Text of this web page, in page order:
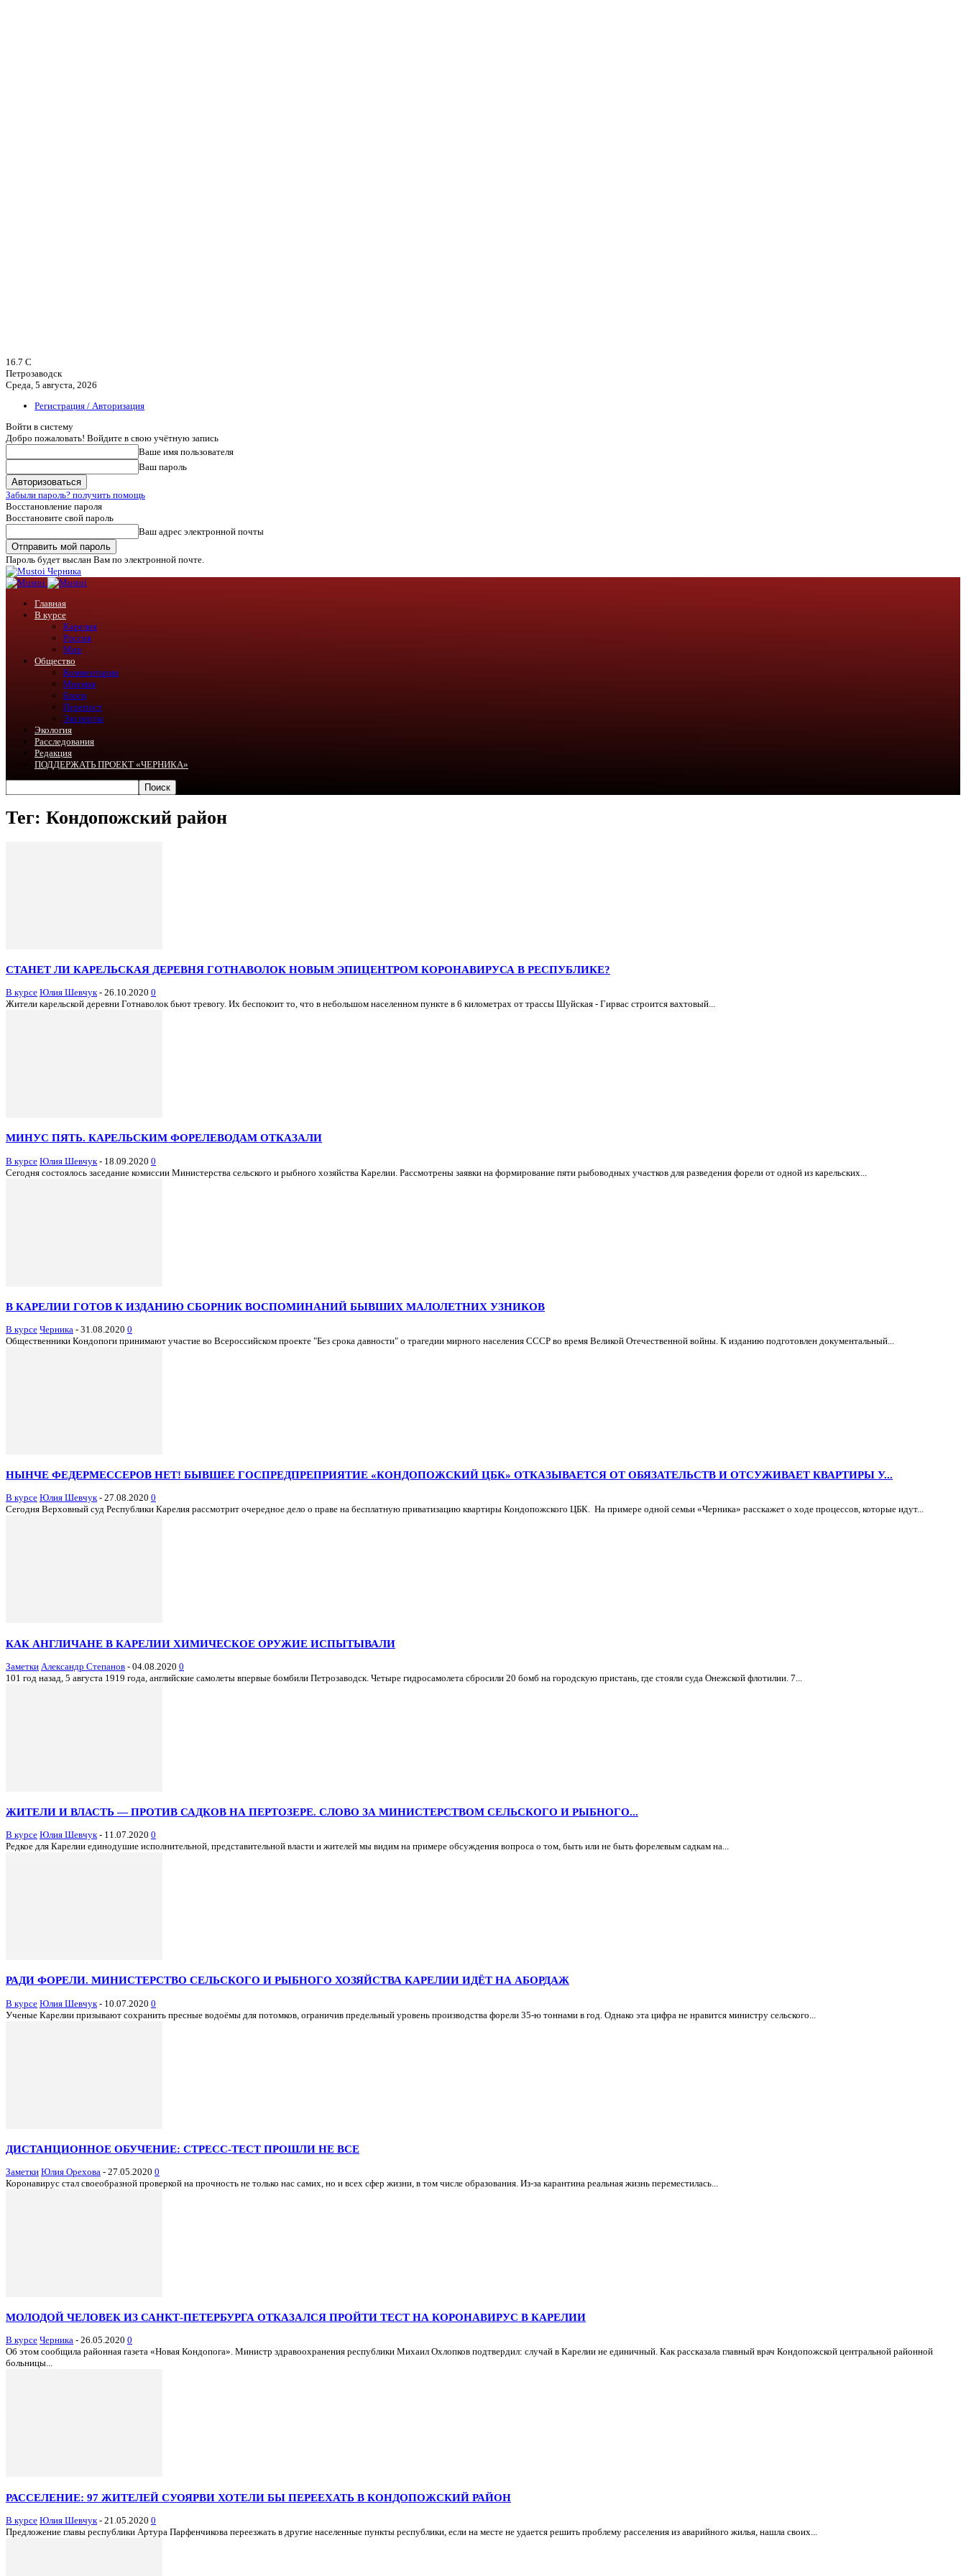
16.7 C
Петрозаводск
Среда, 5 августа, 2026
Регистрация / Авторизация
Войти в систему
Добро пожаловать! Войдите в свою учётную запись
Ваше имя пользователя
Ваш пароль
Забыли пароль? получить помощь
Восстановление пароля
Восстановите свой пароль
Ваш адрес электронной почты
Пароль будет выслан Вам по электронной почте.
Черника
Главная
В курсе
Карелия
Россия
Мир
Общество
Комментарии
Мнения
Блоги
Перепост
Эксперты
Экология
Расследования
Редакция
ПОДДЕРЖАТЬ ПРОЕКТ «ЧЕРНИКА»
Тег: Кондопожский район
СТАНЕТ ЛИ КАРЕЛЬСКАЯ ДЕРЕВНЯ ГОТНАВОЛОК НОВЫМ ЭПИЦЕНТРОМ КОРОНАВИРУСА В РЕСПУБЛИКЕ?
В курсе Юлия Шевчук - 26.10.2020 0
Жители карельской деревни Готнаволок бьют тревогу. Их беспокоит то, что в небольшом населенном пункте в 6 километрах от трассы Шуйская - Гирвас строится вахтовый...
МИНУС ПЯТЬ. КАРЕЛЬСКИМ ФОРЕЛЕВОДАМ ОТКАЗАЛИ
В курсе Юлия Шевчук - 18.09.2020 0
Сегодня состоялось заседание комиссии Министерства сельского и рыбного хозяйства Карелии. Рассмотрены заявки на формирование пяти рыбоводных участков для разведения форели от одной из карельских...
В КАРЕЛИИ ГОТОВ К ИЗДАНИЮ СБОРНИК ВОСПОМИНАНИЙ БЫВШИХ МАЛОЛЕТНИХ УЗНИКОВ
В курсе Черника - 31.08.2020 0
Общественники Кондопоги принимают участие во Всероссийском проекте "Без срока давности" о трагедии мирного населения СССР во время Великой Отечественной войны. К изданию подготовлен документальный...
НЫНЧЕ ФЕДЕРМЕССЕРОВ НЕТ! БЫВШЕЕ ГОСПРЕДПРЕПРИЯТИЕ «КОНДОПОЖСКИЙ ЦБК» ОТКАЗЫВАЕТСЯ ОТ ОБЯЗАТЕЛЬСТВ И ОТСУЖИВАЕТ КВАРТИРЫ У...
В курсе Юлия Шевчук - 27.08.2020 0
Сегодня Верховный суд Республики Карелия рассмотрит очередное дело о праве на бесплатную приватизацию квартиры Кондопожского ЦБК. На примере одной семьи «Черника» расскажет о ходе процессов, которые идут...
КАК АНГЛИЧАНЕ В КАРЕЛИИ ХИМИЧЕСКОЕ ОРУЖИЕ ИСПЫТЫВАЛИ
Заметки Александр Степанов - 04.08.2020 0
101 год назад, 5 августа 1919 года, английские самолеты впервые бомбили Петрозаводск. Четыре гидросамолета сбросили 20 бомб на городскую пристань, где стояли суда Онежской флотилии. 7...
ЖИТЕЛИ И ВЛАСТЬ — ПРОТИВ САДКОВ НА ПЕРТОЗЕРЕ. СЛОВО ЗА МИНИСТЕРСТВОМ СЕЛЬСКОГО И РЫБНОГО...
В курсе Юлия Шевчук - 11.07.2020 0
Редкое для Карелии единодушие исполнительной, представительной власти и жителей мы видим на примере обсуждения вопроса о том, быть или не быть форелевым садкам на...
РАДИ ФОРЕЛИ. МИНИСТЕРСТВО СЕЛЬСКОГО И РЫБНОГО ХОЗЯЙСТВА КАРЕЛИИ ИДЁТ НА АБОРДАЖ
В курсе Юлия Шевчук - 10.07.2020 0
Ученые Карелии призывают сохранить пресные водоёмы для потомков, ограничив предельный уровень производства форели 35-ю тоннами в год. Однако эта цифра не нравится министру сельского...
ДИСТАНЦИОННОЕ ОБУЧЕНИЕ: СТРЕСС-ТЕСТ ПРОШЛИ НЕ ВСЕ
Заметки Юлия Орехова - 27.05.2020 0
Коронавирус стал своеобразной проверкой на прочность не только нас самих, но и всех сфер жизни, в том числе образования. Из-за карантина реальная жизнь переместилась...
МОЛОДОЙ ЧЕЛОВЕК ИЗ САНКТ-ПЕТЕРБУРГА ОТКАЗАЛСЯ ПРОЙТИ ТЕСТ НА КОРОНАВИРУС В КАРЕЛИИ
В курсе Черника - 26.05.2020 0
Об этом сообщила районная газета «Новая Кондопога». Министр здравоохранения республики Михаил Охлопков подтвердил: случай в Карелии не единичный. Как рассказала главный врач Кондопожской центральной районной
больницы...
РАССЕЛЕНИЕ: 97 ЖИТЕЛЕЙ СУОЯРВИ ХОТЕЛИ БЫ ПЕРЕЕХАТЬ В КОНДОПОЖСКИЙ РАЙОН
В курсе Юлия Шевчук - 21.05.2020 0
Предложение главы республики Артура Парфенчикова переезжать в другие населенные пункты республики, если на месте не удается решить проблему расселения из аварийного жилья, нашла своих...